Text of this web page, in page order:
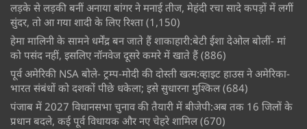
लड़के से लड़की बनीं अनाया बांगर ने मनाई तीज, मेहंदी रचा सादे कपड़ों में लगीं
सुंदर, तो आ गया शादी के लिए रिश्ता (1,150)
हेमा मालिनी के सामने धर्मेंद्र बन जाते हैं शाकाहारी:बेटी ईशा देओल बोलीं- मां
को पसंद नहीं, इसलिए नॉनवेज दूसरे कमरे में खाते हैं (886)
पूर्व अमेरिकी NSA बोले- ट्रम्प-मोदी की दोस्ती खत्म:व्हाइट हाउस ने अमेरिका-
भारत संबंधों को दशकों पीछे धकेला; इसे सुधारना मुश्किल (684)
पंजाब में 2027 विधानसभा चुनाव की तैयारी में बीजेपी:अब तक 16 जिलों के
प्रधान बदले, कई पूर्व विधायक और नए चेहरे शामिल (670)